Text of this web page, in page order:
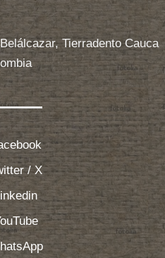
Tierradento Cauca
/ X